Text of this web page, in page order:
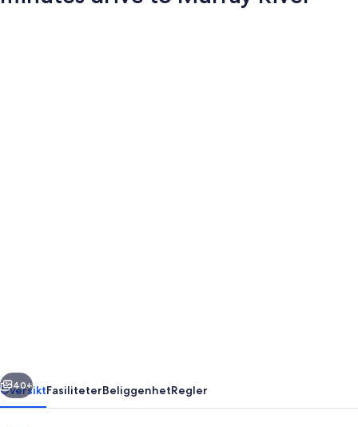
drive
to
Neste
40+
OversiktFasiliteterBeliggenhetRegler